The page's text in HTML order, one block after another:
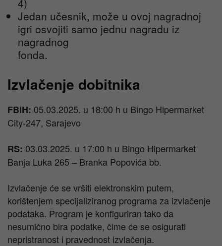
4)
Jedan učesnik, može u ovoj nagradnoj
igri osvojiti samo jednu nagradu iz
nagradnog
fonda.
Izvlačenje dobitnika
FBiH: 05.03.2025. u 18:00 h u Bingo Hipermarket
City-247, Sarajevo
RS: 03.03.2025. u 17:00 h u Bingo Hipermarket
Banja Luka 265 – Branka Popovića bb.
Izvlačenje će se vršiti elektronskim putem,
korištenjem specijaliziranog programa za izvlačenje
podataka. Program je konfiguriran tako da
nesumično bira podatke, čime će se osigurati
nepristranost i pravednost izvlačenja.